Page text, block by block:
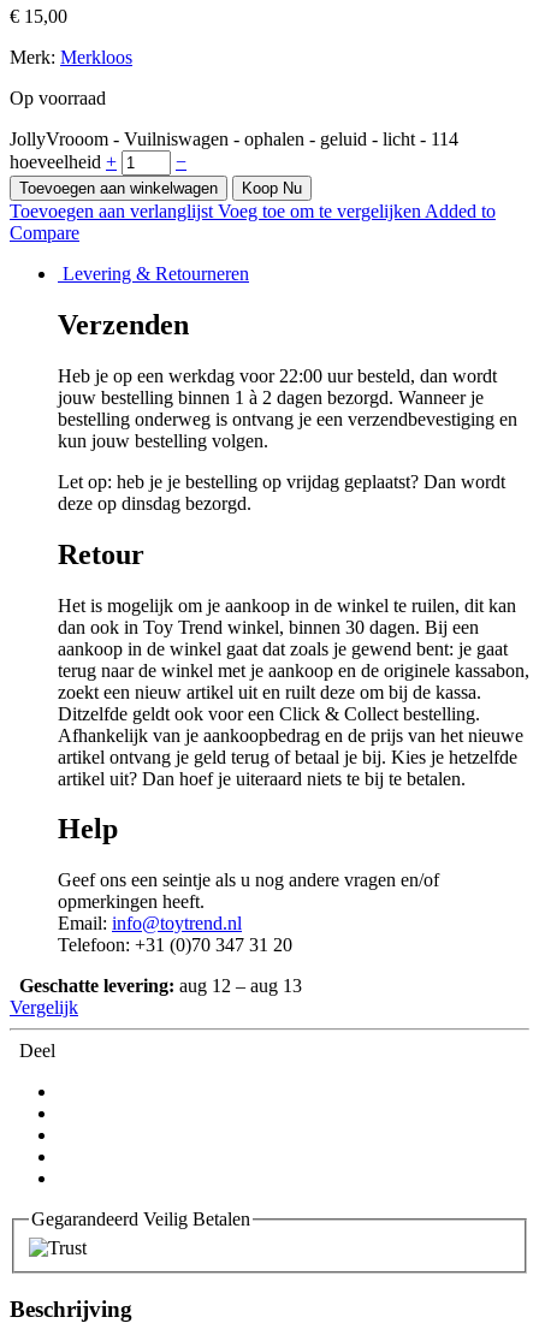
€ 15,00
Merk: Merkloos
Op voorraad
JollyVrooom - Vuilniswagen - ophalen - geluid - licht - 114
hoeveelheid + −
Toevoegen aan winkelwagen Koop Nu
Toevoegen aan verlanglijst Voeg toe om te vergelijken Added to
Compare
Levering & Retourneren
Verzenden
Heb je op een werkdag voor 22:00 uur besteld, dan wordt
jouw bestelling binnen 1 à 2 dagen bezorgd. Wanneer je
bestelling onderweg is ontvang je een verzendbevestiging en
kun jouw bestelling volgen.
Let op: heb je je bestelling op vrijdag geplaatst? Dan wordt
deze op dinsdag bezorgd.
Retour
Het is mogelijk om je aankoop in de winkel te ruilen, dit kan
dan ook in Toy Trend winkel, binnen 30 dagen. Bij een
aankoop in de winkel gaat dat zoals je gewend bent: je gaat
terug naar de winkel met je aankoop en de originele kassabon,
zoekt een nieuw artikel uit en ruilt deze om bij de kassa.
Ditzelfde geldt ook voor een Click & Collect bestelling.
Afhankelijk van je aankoopbedrag en de prijs van het nieuwe
artikel ontvang je geld terug of betaal je bij. Kies je hetzelfde
artikel uit? Dan hoef je uiteraard niets te bij te betalen.
Help
Geef ons een seintje als u nog andere vragen en/of
opmerkingen heeft.
Email: info@toytrend.nl
Telefoon: +31 (0)70 347 31 20
Geschatte levering: aug 12 – aug 13
Vergelijk
Deel
Gegarandeerd Veilig Betalen
Beschrijving